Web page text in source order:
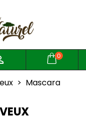
0
Mascara
des produits
Connexion